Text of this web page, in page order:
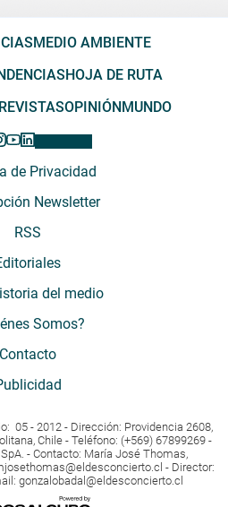
MEDIO AMBIENTE
HOJA DE RUTA
OPINIÓN MUNDO
de Privacidad
Newsletter
RSS
del medio
Somos?
Contacto
05 - 2012 - Dirección: Providencia 2608,
Chile - Teléfono: (+569) 67899269 -
- Contacto: María José Thomas,
- Director:
gonzalobadal@eldesconcierto.cl